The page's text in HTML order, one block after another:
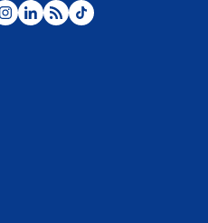
dermatitis hasta infecciones: